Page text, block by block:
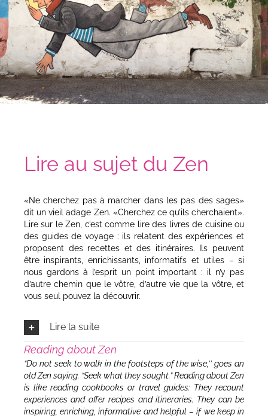
Lire au sujet du Zen
«Ne cherchez pas à marcher dans les pas des sages»
dit un vieil adage Zen. «Cherchez ce qu’ils cherchaient».
Lire sur le Zen, c’est comme lire des livres de cuisine ou
des guides de voyage : ils relatent des expériences et
proposent des recettes et des itinéraires. Ils peuvent
être inspirants, enrichissants, informatifs et utiles – si
nous gardons à l’esprit un point important : il n’y pas
d’autre chemin que le vôtre, d’autre vie que la vôtre, et
vous seul pouvez la découvrir.
Lire la suite
Reading about Zen
“Do not seek to walk in the footsteps of the wise,’’ goes an
old Zen saying. “Seek what they sought.”Reading about Zen
is like reading cookbooks or travel guides: They recount
experiences and offer recipes and itineraries. They can be
inspiring, enriching, informative and helpful – if we keep in